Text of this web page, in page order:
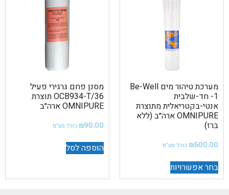
מערכת טיהור מים Be-Well
-1 חד-שלבית
אנטי-בקטריאלית מתוצרת
OMNIPURE ארה״ב (ללא
ברז)
₪500.00 כולל מע"מ
בחר אפשרויות
מסנן פחם גרגירי פעיל
OCB934-T/36 תוצרת
OMNIPURE ארה״ב
₪90.00 כולל מע"מ
הוספה לסל